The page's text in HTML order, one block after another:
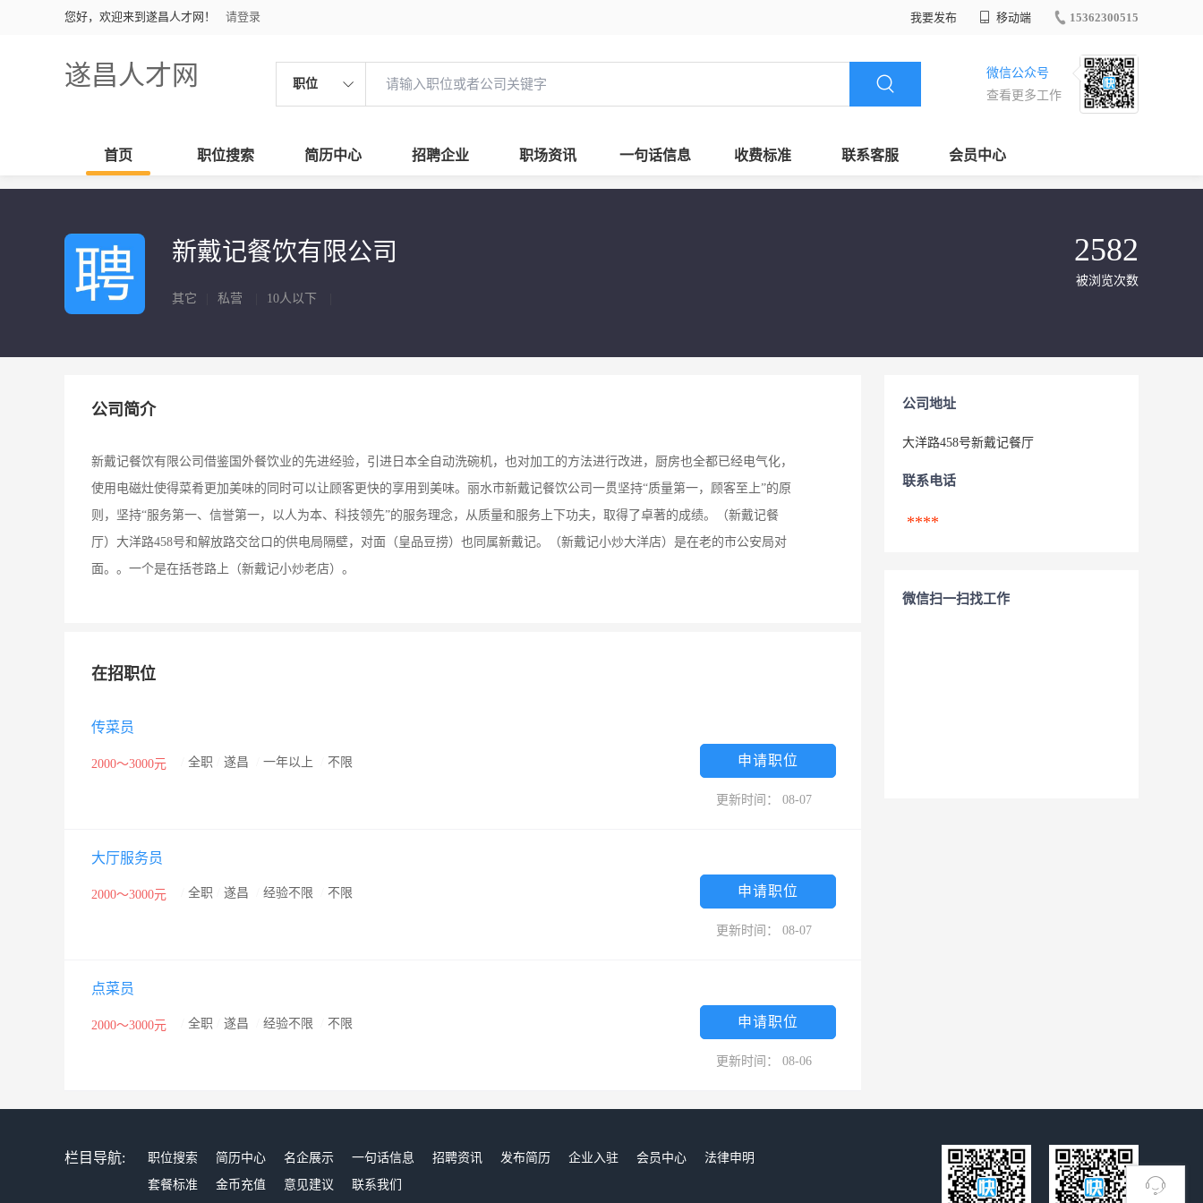
您好，欢迎来到遂昌人才网！ 请登录 我要发布 移动端 15362300515
遂昌人才网 职位
微信公众号
查看更多工作
首页 职位搜索 简历中心 招聘企业 职场资讯 一句话信息 收费标准 联系客服 会员中心
新戴记餐饮有限公司
其它 私营 10人以下
2582
被浏览次数
公司简介
新戴记餐饮有限公司借鉴国外餐饮业的先进经验，引进日本全自动洗碗机，也对加工的方法进行改进，厨房也全都已经电气化，
使用电磁灶使得菜肴更加美味的同时可以让顾客更快的享用到美味。丽水市新戴记餐饮公司一贯坚持“质量第一，顾客至上”的原
则，坚持“服务第一、信誉第一，以人为本、科技领先”的服务理念，从质量和服务上下功夫，取得了卓著的成绩。（新戴记餐
厅）大洋路458号和解放路交岔口的供电局隔壁，对面（皇品豆捞）也同属新戴记。（新戴记小炒大洋店）是在老的市公安局对
面。。一个是在括苍路上（新戴记小炒老店）。
在招职位
传菜员
2000～3000元 全职 遂昌 一年以上 不限 申请职位
更新时间： 08-07
大厅服务员
2000～3000元 全职 遂昌 经验不限 不限 申请职位
更新时间： 08-07
点菜员
2000～3000元 全职 遂昌 经验不限 不限 申请职位
更新时间： 08-06
公司地址
大洋路458号新戴记餐厅
联系电话
****
微信扫一扫找工作
栏目导航: 职位搜索 简历中心 名企展示 一句话信息 招聘资讯 发布简历 企业入驻 会员中心
法律申明
套餐标准
金币充值 意见建议 联系我们